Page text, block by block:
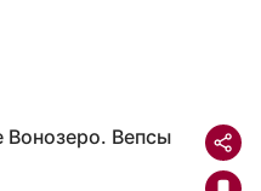
Вонозеро. Вепсы